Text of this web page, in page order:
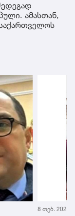
ამასთან,
8 თებ. 2023